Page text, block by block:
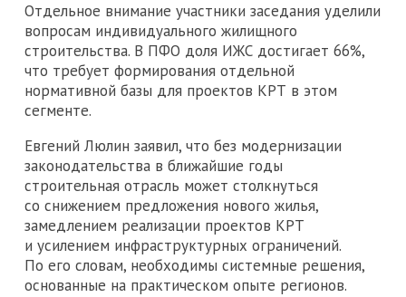
Отдельное внимание участники заседания уделили
вопросам индивидуального жилищного
строительства. В ПФО доля ИЖС достигает 66%,
что требует формирования отдельной
нормативной базы для проектов КРТ в этом
сегменте.
Евгений Люлин заявил, что без модернизации
законодательства в ближайшие годы
строительная отрасль может столкнуться
со снижением предложения нового жилья,
замедлением реализации проектов КРТ
и усилением инфраструктурных ограничений.
По его словам, необходимы системные решения,
основанные на практическом опыте регионов.